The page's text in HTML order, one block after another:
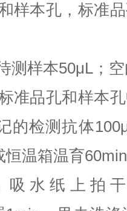
样本孔，标准
测样本50μL；
准品孔和样本
的检测抗体
温箱温育
水纸上拍